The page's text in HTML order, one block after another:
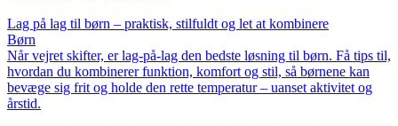
Lag på lag til børn – praktisk, stilfuldt og let at kombinere
Børn
Når vejret skifter, er lag-på-lag den bedste løsning til børn. Få tips til,
hvordan du kombinerer funktion, komfort og stil, så børnene kan
bevæge sig frit og holde den rette temperatur – uanset aktivitet og
årstid.